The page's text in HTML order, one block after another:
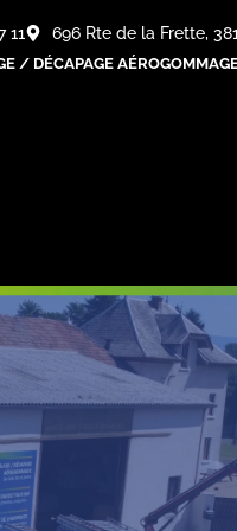
11 696 Rte de la Frette,
/ DÉCAPAGE